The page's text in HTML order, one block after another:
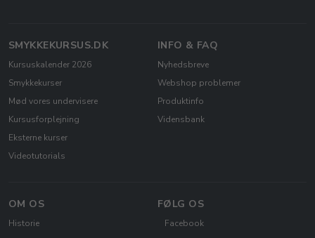
SMYKKEKURSUS.DK
Kursuskalender 2026
Smykkekurser
Mød vores undervisere
Kursusforplejning
Eksterne kurser
Videotutorials
INFO & FAQ
Nyhedsbreve
Webshop problemer
Produktinfo
Vidensbank
OM OS
Historie
FØLG OS
Facebook